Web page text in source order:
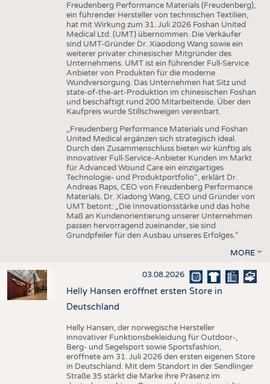
Freudenberg Performance Materials (Freudenberg),
ein führender Hersteller von technischen Textilien,
hat mit Wirkung zum 31. Juli 2026 Foshan United
Medical Ltd. (UMT) übernommen. Die Verkäufer
sind UMT-Gründer Dr. Xiaodong Wang sowie ein
weiterer privater chinesischer Mitgründer des
Unternehmens. UMT ist ein führender Full-Service
Anbieter von Produkten für die moderne
Wundversorgung. Das Unternehmen hat Sitz und
state-of-the-art-Produktion im chinesischen Foshan
und beschäftigt rund 200 Mitarbeitende. Über den
Kaufpreis wurde Stillschweigen vereinbart.
„Freudenberg Performance Materials und Foshan
United Medical ergänzen sich strategisch ideal.
Durch den Zusammenschluss bieten wir künftig als
innovativer Full-Service-Anbieter Kunden im Markt
für Advanced Wound Care ein einzigartiges
Technologie- und Produktportfolio“, erklärt Dr.
Andreas Raps, CEO von Freudenberg Performance
Materials. Dr. Xiadong Wang, CEO und Gründer von
UMT betont: „Die Innovationsstärke und das hohe
Maß an Kundenorientierung unserer Unternehmen
passen hervorragend zueinander, sie sind
Grundpfeiler für den Ausbau unseres Erfolges.“
MORE
03.08.2026
Helly Hansen eröffnet ersten Store in
Deutschland
Helly Hansen, der norwegische Hersteller
innovativer Funktionsbekleidung für Outdoor-,
Berg- und Segelsport sowie Sportsfashion,
eröffnete am 31. Juli 2026 den ersten eigenen Store
in Deutschland. Mit dem Standort in der Sendlinger
Straße 35 stärkt die Marke ihre Präsenz im